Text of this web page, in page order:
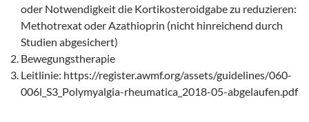
oder Notwendigkeit die Kortikosteroidgabe zu reduzieren:
Methotrexat oder Azathioprin (nicht hinreichend durch
Studien abgesichert)
Bewegungstherapie
Leitlinie: https://register.awmf.org/assets/guidelines/060-
006l_S3_Polymyalgia-rheumatica_2018-05-abgelaufen.pdf